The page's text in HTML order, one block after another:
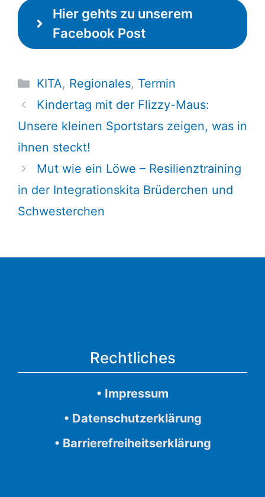
Hier gehts zu unserem
Facebook Post
Kategorien
KITA, Regionales, Termin
Kindertag mit der Flizzy-Maus:
Unsere kleinen Sportstars zeigen, was in
ihnen steckt!
Mut wie ein Löwe – Resilienztraining
in der Integrationskita Brüderchen und
Schwesterchen
Rechtliches
• Impressum
• Datenschutzerklärung
• Barrierefreiheitserklärung